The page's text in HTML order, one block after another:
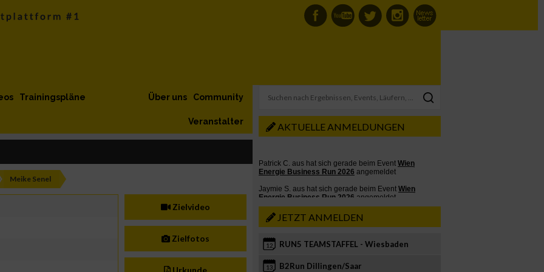
Trainingspläne Community
Über uns
Veranstalter
Meike Senel
Zielvideo
Zielfotos
Urkunde
AKTUELLE ANMELDUNGEN
JETZT ANMELDEN
12 RUN5 TEAMSTAFFEL - Wiesbaden
13 B2Run Dillingen/Saar